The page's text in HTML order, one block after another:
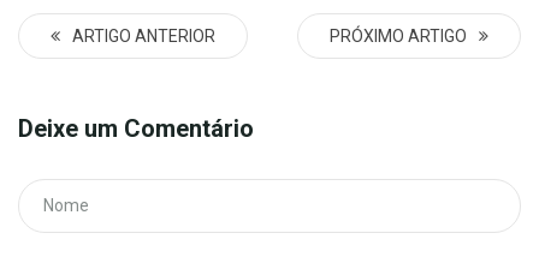
ARTIGO ANTERIOR PRÓXIMO ARTIGO
Deixe um Comentário